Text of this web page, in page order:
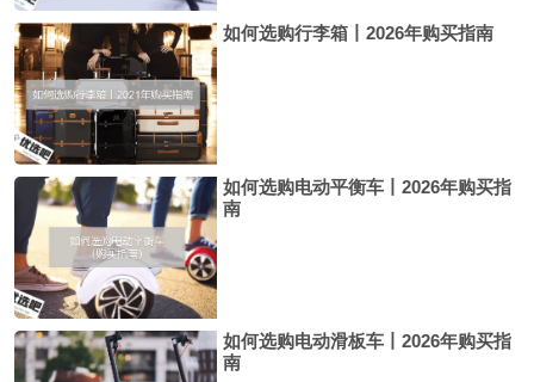
如何选购行李箱丨2026年购买指南
如何选购电动平衡车丨2026年购买指
南
如何选购电动滑板车丨2026年购买指
南